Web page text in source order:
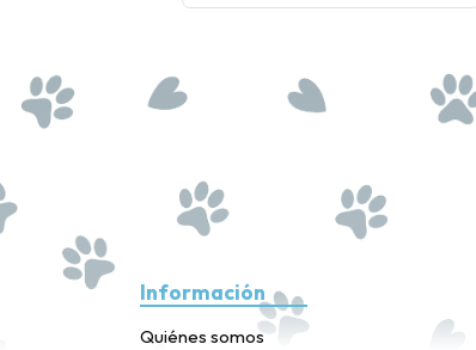
Información
Quiénes somos